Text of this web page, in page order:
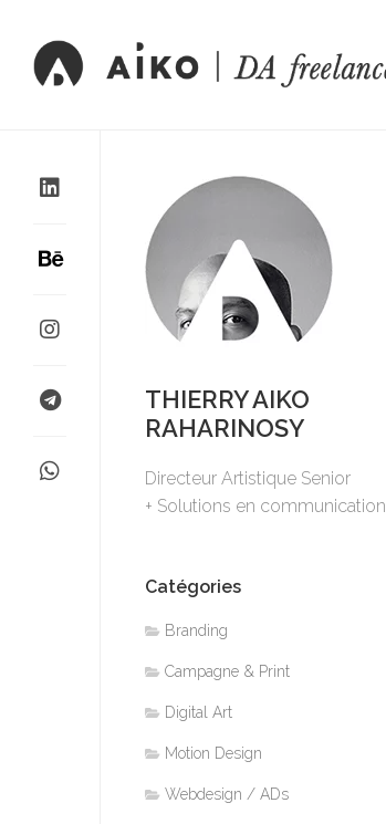
THIERRY AIKO
RAHARINOSY
Directeur Artistique Senior
+ Solutions en communication
Catégories
Branding
Campagne & Print
Digital Art
Motion Design
Webdesign / ADs